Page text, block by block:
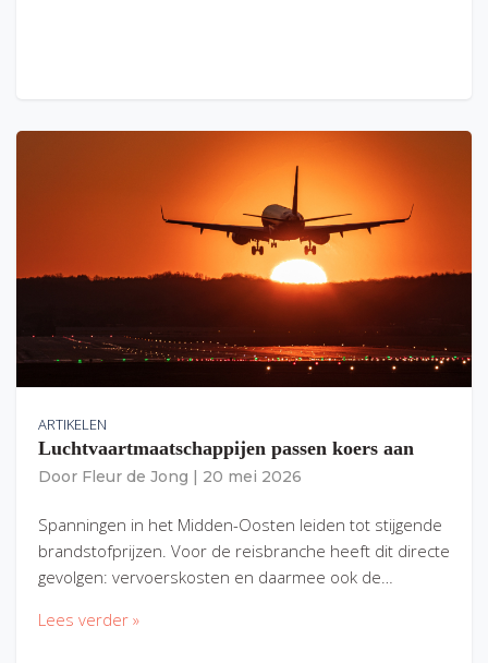
ARTIKELEN
Luchtvaartmaatschappijen passen koers aan
Door Fleur de Jong 20 mei 2026
Spanningen in het Midden-Oosten leiden tot stijgende
brandstofprijzen. Voor de reisbranche heeft dit directe
gevolgen: vervoerskosten en daarmee ook de…
Lees verder »